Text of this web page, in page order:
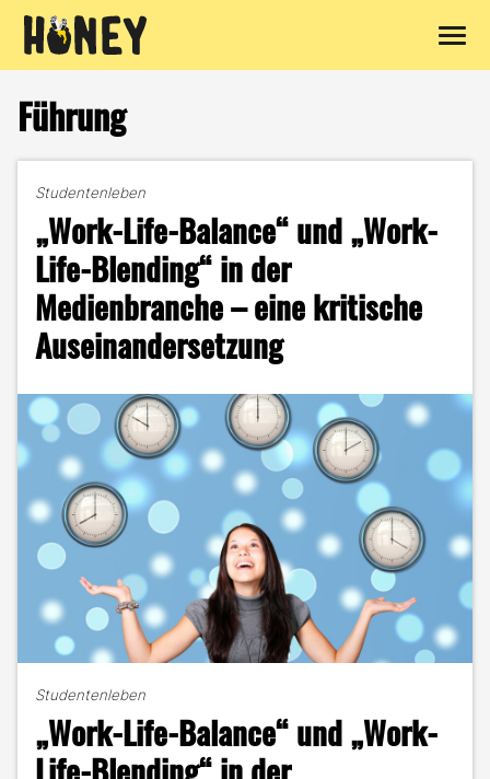
Inhalt
springen
Führung
Studentenleben
„Work-Life-Balance“ und „Work-
Life-Blending“ in der
Medienbranche – eine kritische
Auseinandersetzung
Studentenleben
„Work-Life-Balance“ und „Work-